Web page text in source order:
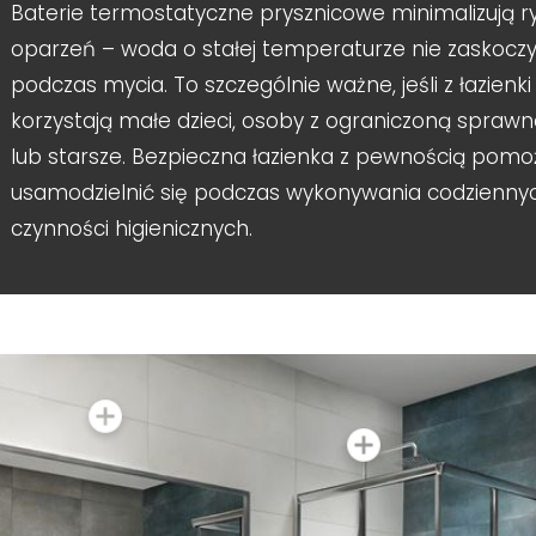
Baterie termostatyczne prysznicowe minimalizują
oparzeń – woda o stałej temperaturze nie
podczas mycia. To szczególnie ważne, jeśli z łazienki
korzystają małe dzieci, osoby z ograniczoną
lub starsze. Bezpieczna łazienka z pewnością
usamodzielnić się podczas wykonywania
czynności higienicznych.